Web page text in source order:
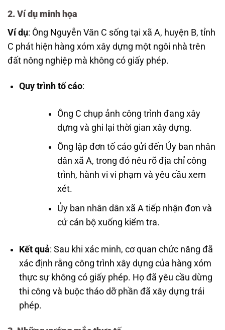
2. Ví dụ minh họa
Ví dụ: Ông Nguyễn Văn C sống tại xã A, huyện B, tỉnh
C phát hiện hàng xóm xây dựng một ngôi nhà trên
đất nông nghiệp mà không có giấy phép.
Quy trình tố cáo:
Ông C chụp ảnh công trình đang xây
dựng và ghi lại thời gian xây dựng.
Ông lập đơn tố cáo gửi đến Ủy ban nhân
dân xã A, trong đó nêu rõ địa chỉ công
trình, hành vi vi phạm và yêu cầu xem
xét.
Ủy ban nhân dân xã A tiếp nhận đơn và
cử cán bộ xuống kiểm tra.
Kết quả: Sau khi xác minh, cơ quan chức năng đã
xác định rằng công trình xây dựng của hàng xóm
thực sự không có giấy phép. Họ đã yêu cầu dừng
thi công và buộc tháo dỡ phần đã xây dựng trái
phép.